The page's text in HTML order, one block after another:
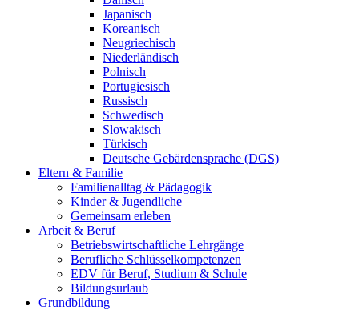
Japanisch
Koreanisch
Neugriechisch
Niederländisch
Polnisch
Portugiesisch
Russisch
Schwedisch
Slowakisch
Türkisch
Deutsche Gebärdensprache (DGS)
Eltern & Familie
Familienalltag & Pädagogik
Kinder & Jugendliche
Gemeinsam erleben
Arbeit & Beruf
Betriebswirtschaftliche Lehrgänge
Berufliche Schlüsselkompetenzen
EDV für Beruf, Studium & Schule
Bildungsurlaub
Grundbildung